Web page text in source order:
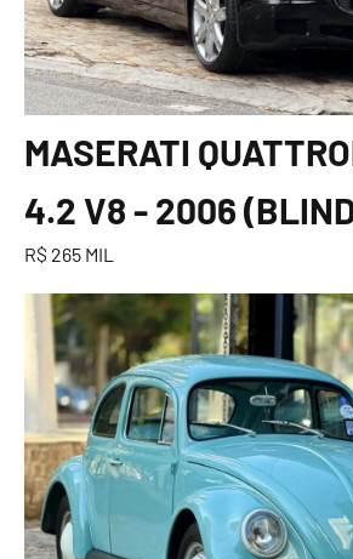
MASERATI
4.2 V8 - 2006
R$ 265 MIL